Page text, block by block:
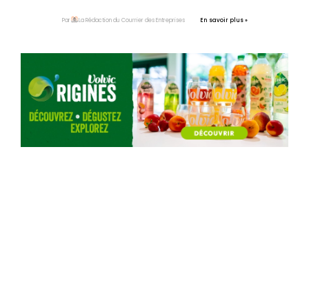
Par La Rédaction du Courrier des Entreprises En savoir plus »